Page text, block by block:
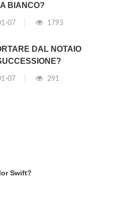
BIANCO?
07 1793
DAL NOTAIO
07 291
Swift?